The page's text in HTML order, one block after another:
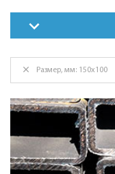
Размер, мм: 150х100